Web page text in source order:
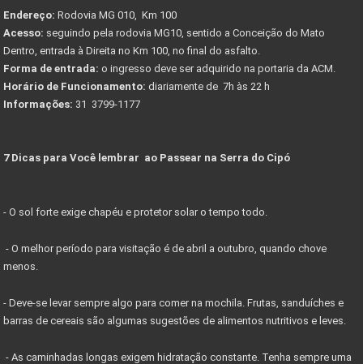
Endereço: Rodovia MG 010, Km 100
Acesso: seguindo pela rodovia MG10, sentido a Conceição do Mato
Dentro, entrada à Direita no Km 100, no final do asfalto.
Forma de entrada: o ingresso deve ser adquirido na portaria da ACM.
Horário de Funcionamento: diariamente de 7h às 22 h
Informações: 31 3799-1177
7 Dicas para Você lembrar ao Passear na Serra do Cipó
- O sol forte exige chapéu e protetor solar o tempo todo.
- O melhor período para visitação é de abril a outubro, quando chove
menos.
- Deve-se levar sempre algo para comer na mochila. Frutas, sanduíches e
barras de cereais são algumas sugestões de alimentos nutritivos e leves.
- As caminhadas longas exigem hidratação constante. Tenha sempre uma